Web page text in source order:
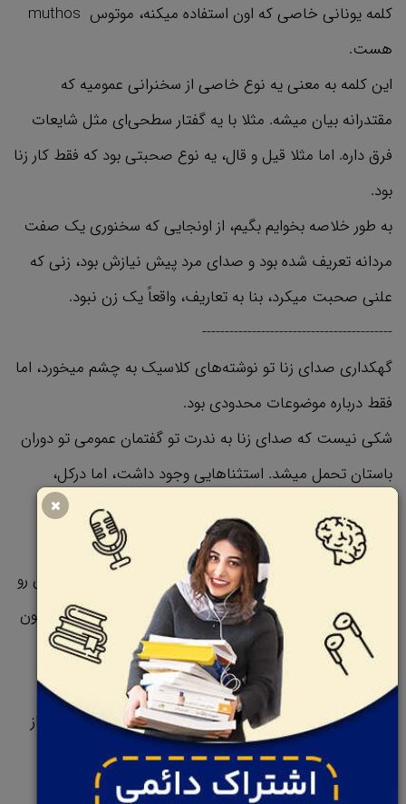
کلمه یونانی خاصی که اون استفاده میکنه، موتوس muthos
هست.
این کلمه به معنی یه نوع خاصی از سخنرانی عمومیه که
مقتدرانه بیان میشه. مثلا با یه گفتار سطحی‌ای مثل شایعات
فرق داره. اما مثلا قیل و قال، یه نوع صحبتی بود که فقط کار زنا
بود.
به طور خلاصه بخوایم بگیم، از اونجایی که سخنوری یک صفت
مردانه تعریف شده بود و صدای مرد پیش نیازش بود، زنی که
علنی صحبت میکرد، بنا به تعاریف، واقعاً یک زن نبود.
------------------------------------------
گهکداری صدای زنا تو نوشته‌های کلاسیک به چشم میخورد، اما
فقط درباره موضوعات محدودی بود.
شکی نیست که صدای زنا به ندرت تو گفتمان عمومی تو دوران
باستان تحمل میشد. استثناهایی وجود داشت، اما درکل،
سخنوری یه حوزه منحصراً مردانه باقی موند.
نگار رومی قرن اول، حتی تا اونجایی پیش رفت که سه تا زن رو
پیدا کرد تا تو مجموعه «اعمال و گفته‌های به یادماندنی» ازشون
نام ببره. اون ادعا می‌کرد که اونا زنایی بودن که "شرایط
طبیعی‌شون نتونست اونا رو تو انجمن ساکت نگه داره."
اول از همه، مایسا (Maesia) بود. اون با موفقیت تو دادگاه از
خودش دفاع کرد. والریوس این پیروزی رو با این ادعا توجیه
میکنه که ماهیت واقعی اون در اصل یه مرد بوده. اون حتی